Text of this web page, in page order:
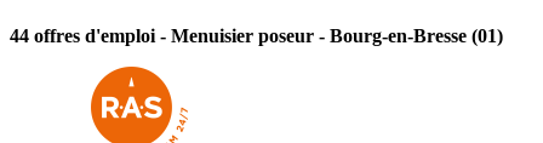
44 offres d'emploi - Menuisier poseur - Bourg-en-Bresse (01)